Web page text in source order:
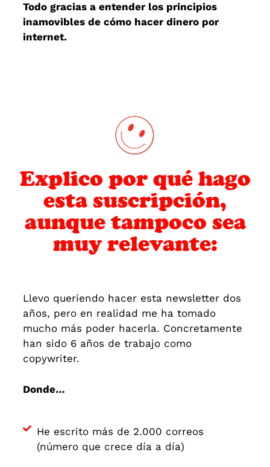
Todo gracias a entender los principios
inamovibles de cómo hacer dinero por
internet.
Explico por qué hago
esta suscripción,
aunque tampoco sea
muy relevante:
Llevo queriendo hacer esta newsletter dos
años, pero en realidad me ha tomado
mucho más poder hacerla. Concretamente
han sido 6 años de trabajo como
copywriter.
Donde…
He escrito más de 2.000 correos
(número que crece día a día)